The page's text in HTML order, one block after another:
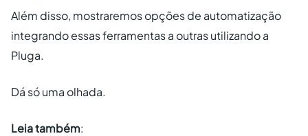
Além disso, mostraremos opções de automatização
integrando essas ferramentas a outras utilizando a
Pluga.
Dá só uma olhada.
Leia também: